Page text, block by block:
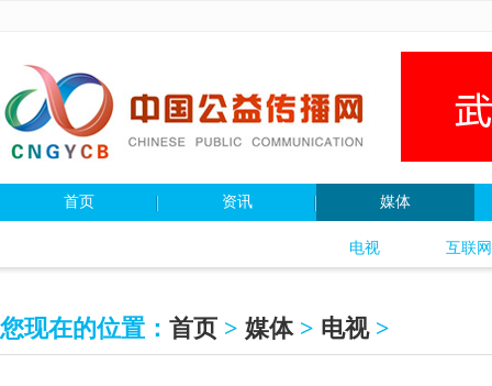
首页 资讯 媒体
电视 互联网
您现在的位置： 首页 > 媒体> 电视>